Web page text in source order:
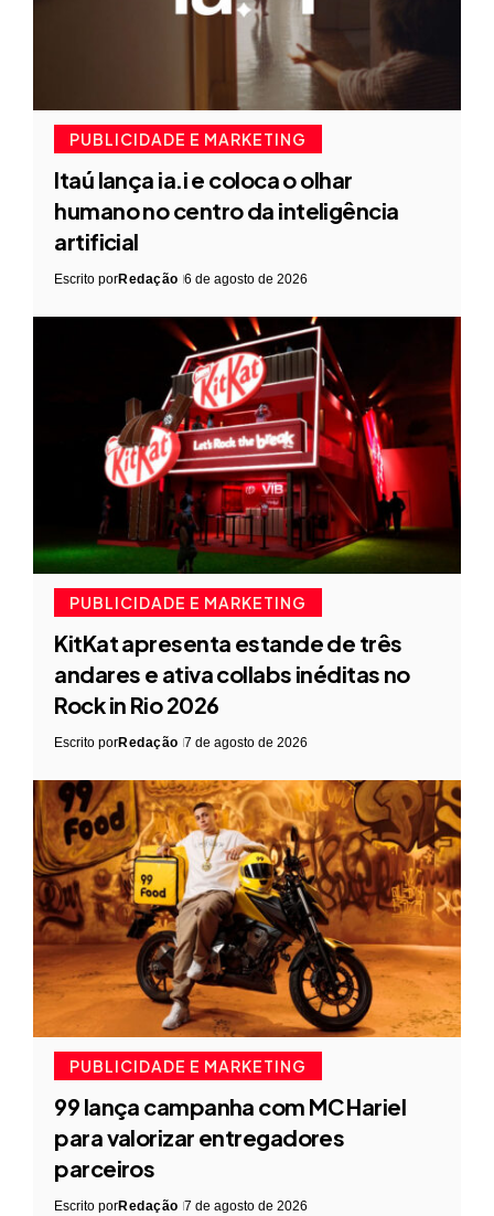
PUBLICIDADE E MARKETING
Itaú lança ia.i e coloca o olhar
humano no centro da inteligência
artificial
Escrito porRedação 6 de agosto de 2026
PUBLICIDADE E MARKETING
KitKat apresenta estande de três
andares e ativa collabs inéditas no
Rock in Rio 2026
Escrito porRedação 7 de agosto de 2026
PUBLICIDADE E MARKETING
99 lança campanha com MC Hariel
para valorizar entregadores
parceiros
Escrito porRedação 7 de agosto de 2026